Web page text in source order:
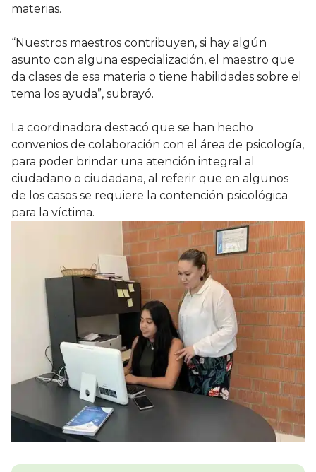
materias.
“Nuestros maestros contribuyen, si hay algún
asunto con alguna especialización, el maestro que
da clases de esa materia o tiene habilidades sobre el
tema los ayuda”, subrayó.
La coordinadora destacó que se han hecho
convenios de colaboración con el área de psicología,
para poder brindar una atención integral al
ciudadano o ciudadana, al referir que en algunos
de los casos se requiere la contención psicológica
para la víctima.